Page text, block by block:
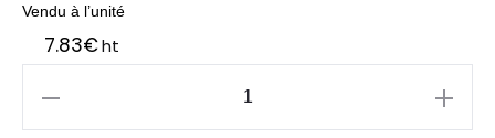
Vendu à l’unité
7.83€ht